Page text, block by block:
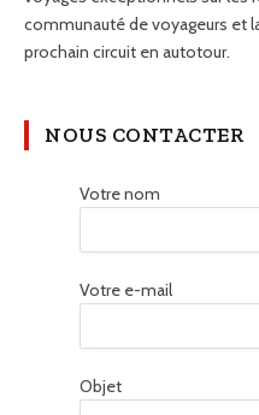
communauté de voyageurs et
prochain circuit en autotour.
NOUS CONTACTER
Votre nom
Votre e-mail
Objet